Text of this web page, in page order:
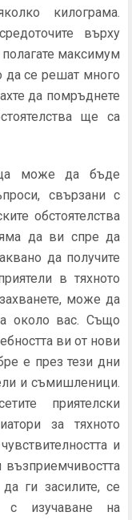
килограма.
върху
максимум
да се решат много
да помръднете
ще са
може да бъде
свързани с
обстоятелства
да ви спре да
да получите
в тяхното
може да
около вас. Също
ви от нови
е през тези дни
и съмишленици.
приятелски
за тяхното
и
възприемчивостта
ги засилите, се
с изучаване на